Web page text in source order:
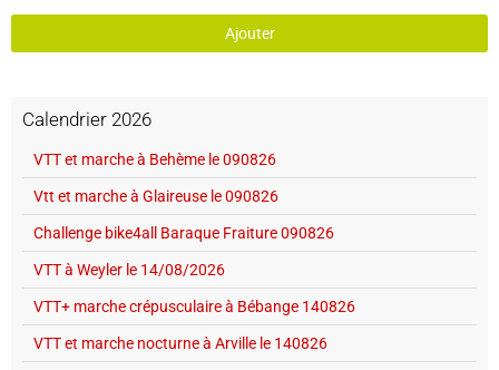
Ajouter
Calendrier 2026
VTT et marche à Behème le 090826
Vtt et marche à Glaireuse le 090826
Challenge bike4all Baraque Fraiture 090826
VTT à Weyler le 14/08/2026
VTT+ marche crépusculaire à Bébange 140826
VTT et marche nocturne à Arville le 140826